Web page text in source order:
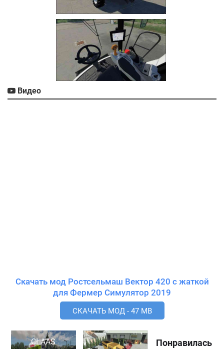
Видео
Скачать мод Ростсельмаш Вектор 420 с жаткой
для Фермер Симулятор 2019
СКАЧАТЬ МОД - 47 MB
CLAAS
Понравилась